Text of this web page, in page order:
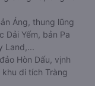
Áng, thung lũng
Dải Yếm, bản Pa
Land,...
Hòn Dấu, vịnh
khu di tích Tràng